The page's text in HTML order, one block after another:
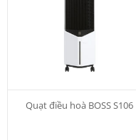
Quạt điều hoà BOSS S106